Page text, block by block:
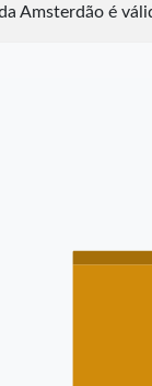
Amsterdão é